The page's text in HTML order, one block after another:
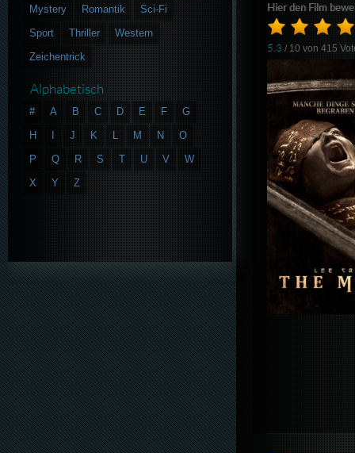
Hier den Film
5.3 / 10 von415
Mystery
Romantik
Sci-Fi
Sport
Thriller
Western
Zeichentrick
Alphabetisch
# A B C D E F
G
H
J K L M N
O
P
Q R S T U V
W
X
Y Z